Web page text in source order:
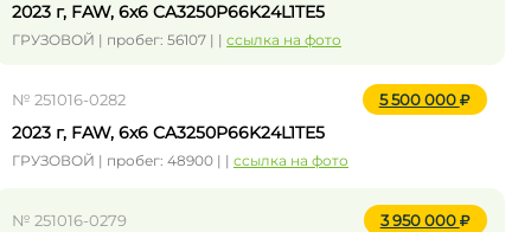
2023 г, FAW, 6x6 CA3250P66K24L1TE5
ГРУЗОВОЙ | пробег: 56107 | | ссылка на фото
№ 251016-0282 5 500 000
2023 г, FAW, 6x6 CA3250P66K24L1TE5
ГРУЗОВОЙ | пробег: 48900 | | ссылка на фото
№ 251016-0279 3 950 000